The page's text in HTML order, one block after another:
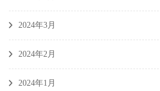
2024年3月
2024年2月
2024年1月